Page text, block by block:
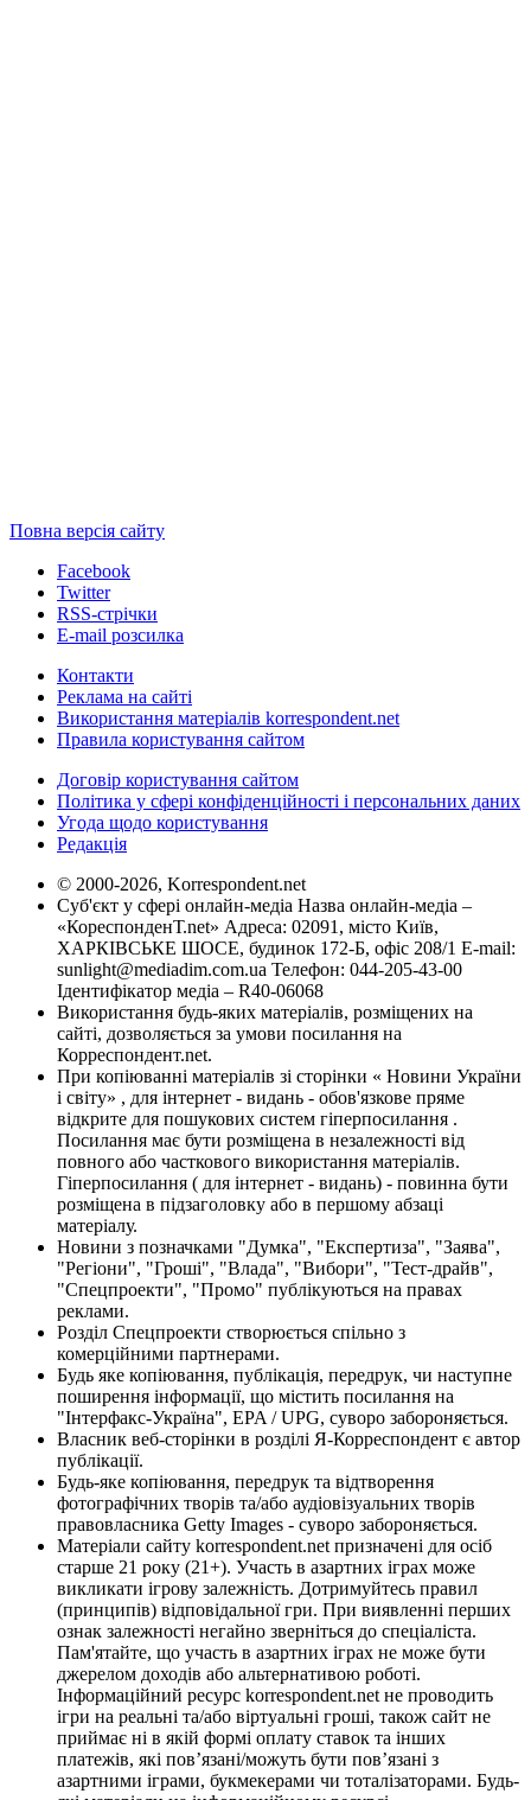
Повна версія сайту
Facebook
Twitter
RSS-стрічки
E-mail розсилка
Контакти
Реклама на сайті
Використання матеріалів korrespondent.net
Правила користування сайтом
Договір користування сайтом
Політика у сфері конфіденційності і персональних даних
Угода щодо користування
Редакція
© 2000-2026, Korrespondent.net
Суб'єкт у сфері онлайн-медіа Назва онлайн-медіа –
«КореспонденТ.net» Адреса: 02091, місто Київ,
ХАРКІВСЬКЕ ШОСЕ, будинок 172-Б, офіс 208/1 E-mail:
sunlight@mediadim.com.ua Телефон: 044-205-43-00
Ідентифікатор медіа – R40-06068
Використання будь-яких матеріалів, розміщених на
сайті, дозволяється за умови посилання на
Корреспондент.net.
При копіюванні матеріалів зі сторінки « Новини України
і світу» , для інтернет - видань - обов'язкове пряме
відкрите для пошукових систем гіперпосилання .
Посилання має бути розміщена в незалежності від
повного або часткового використання матеріалів.
Гіперпосилання ( для інтернет - видань) - повинна бути
розміщена в підзаголовку або в першому абзаці
матеріалу.
Новини з позначками "Думка", "Експертиза", "Заява",
"Регіони", "Гроші", "Влада", "Вибори", "Тест-драйв",
"Спецпроекти", "Промо" публікуються на правах
реклами.
Розділ Спецпроекти створюється спільно з
комерційними партнерами.
Будь яке копіювання, публікація, передрук, чи наступне
поширення інформації, що містить посилання на
"Інтерфакс-Україна", EPA / UPG, суворо забороняється.
Власник веб-сторінки в розділі Я-Корреспондент є автор
публікації.
Будь-яке копіювання, передрук та відтворення
фотографічних творів та/або аудіовізуальних творів
правовласника Getty Images - суворо забороняється.
Матеріали сайту korrespondent.net призначені для осіб
старше 21 року (21+). Участь в азартних іграх може
викликати ігрову залежність. Дотримуйтесь правил
(принципів) відповідальної гри. При виявленні перших
ознак залежності негайно зверніться до спеціаліста.
Пам'ятайте, що участь в азартних іграх не може бути
джерелом доходів або альтернативою роботі.
Інформаційний ресурс korrespondent.net не проводить
ігри на реальні та/або віртуальні гроші, також сайт не
приймає ні в якій формі оплату ставок та інших
платежів, які пов’язані/можуть бути пов’язані з
азартними іграми, букмекерами чи тоталізаторами. Будь-